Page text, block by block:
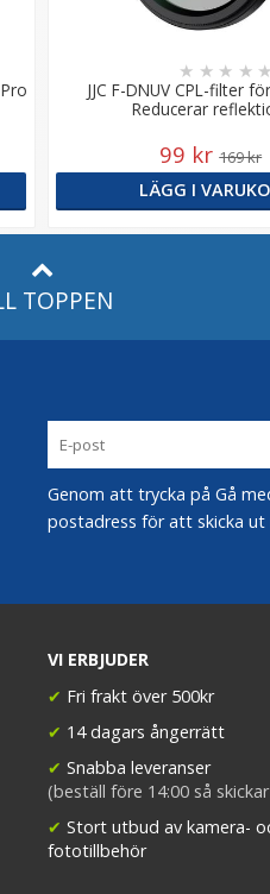
JJC F-DNUV CPL-filter
Reducerar
★ ★ ★ ★ ★
99 kr 169 kr
LÄGG I
TOPPEN
Genom att trycka på Gå
postadress för att skicka ut
VI ERBJUDER
✔ Fri frakt över 500kr
✔ 14 dagars ångerrätt
✔ Snabba leveranser
(beställ före 14:00 så
✔ Stort utbud av kamera-
fototillbehör